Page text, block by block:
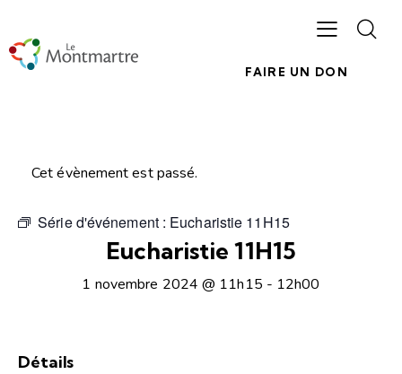
FAIRE UN DON
Cet évènement est passé.
Série d'événement : Eucharistie 11H15
Eucharistie 11H15
1 novembre 2024 @ 11h15 - 12h00
Détails